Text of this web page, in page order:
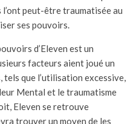
peut-être traumatisée au
ses pouvoirs.
d’Eleven est un
facteurs aient joué un
que l’utilisation excessive,
Mental et le traumatisme
Eleven se retrouve
trouver un moyen de les